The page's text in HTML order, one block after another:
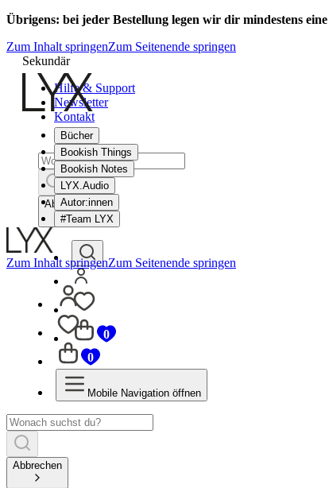
Übrigens: bei jeder Bestellung legen wir dir mindestens
Zum Inhalt springenZum Seitenende springen
Sekundär
Hilfe & Support
Newsletter
Kontakt
Bücher
Bookish Things
Bookish Notes
LYX.Audio
Autor:innen
#Team LYX
0
Abbrechen
Zum Inhalt springenZum Seitenende springen
0
Mobile Navigation öffnen
Abbrechen